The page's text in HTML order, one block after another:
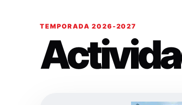
TEMPORADA 2026-2027